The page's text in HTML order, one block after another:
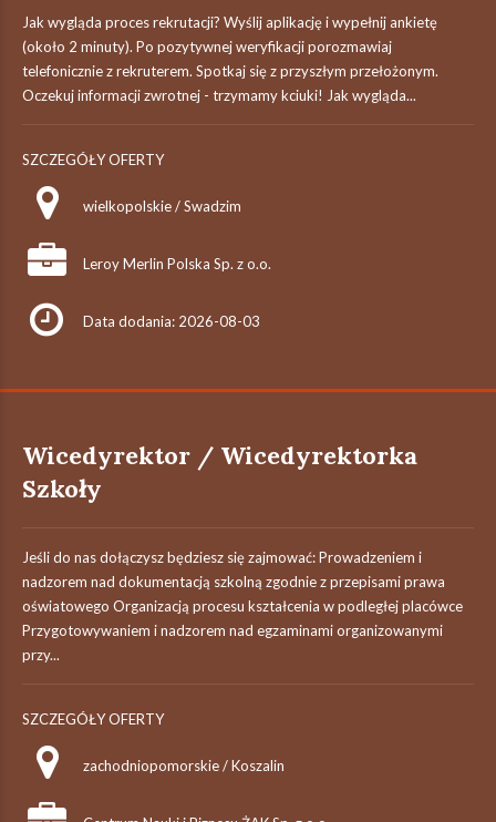
Jak wygląda proces rekrutacji? Wyślij aplikację i wypełnij ankietę
(około 2 minuty). Po pozytywnej weryfikacji porozmawiaj
telefonicznie z rekruterem. Spotkaj się z przyszłym przełożonym.
Oczekuj informacji zwrotnej - trzymamy kciuki! Jak wygląda...
SZCZEGÓŁY OFERTY
wielkopolskie / Swadzim
Leroy Merlin Polska Sp. z o.o.
Data dodania: 2026-08-03
Wicedyrektor / Wicedyrektorka
Szkoły
Jeśli do nas dołączysz będziesz się zajmować: Prowadzeniem i
nadzorem nad dokumentacją szkolną zgodnie z przepisami prawa
oświatowego Organizacją procesu kształcenia w podległej placówce
Przygotowywaniem i nadzorem nad egzaminami organizowanymi
przy...
SZCZEGÓŁY OFERTY
zachodniopomorskie / Koszalin